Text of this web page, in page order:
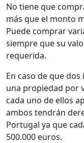
No tiene que
más que el monto
Puede comprar
siempre que su
requerida.
En caso de que
una propiedad por
cada uno de ellos
ambos tendrán
Portugal ya que
500.000 euros.